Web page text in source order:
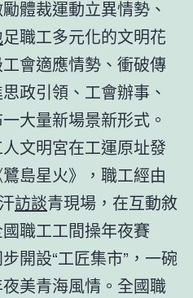
體裁運動立異情勢、
足職工多元化的文明花
會適應情勢、衝破傳
政引領、工會辦事、
大量新場景新形式。
文明宮在工運原址發
島星火》，職工經由
訪談青現場，在互動敘
職工工間操年夜賽
開設“工匠集市”，一碗
美青海風情。全國職